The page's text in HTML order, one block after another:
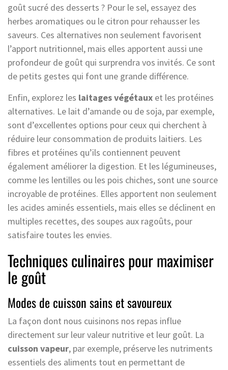
goût sucré des desserts ? Pour le sel, essayez des
herbes aromatiques ou le citron pour rehausser les
saveurs. Ces alternatives non seulement favorisent
l’apport nutritionnel, mais elles apportent aussi une
profondeur de goût qui surprendra vos invités. Ce sont
de petits gestes qui font une grande différence.
Enfin, explorez les laitages végétaux et les protéines
alternatives. Le lait d’amande ou de soja, par exemple,
sont d’excellentes options pour ceux qui cherchent à
réduire leur consommation de produits laitiers. Les
fibres et protéines qu’ils contiennent peuvent
également améliorer la digestion. Et les légumineuses,
comme les lentilles ou les pois chiches, sont une source
incroyable de protéines. Elles apportent non seulement
les acides aminés essentiels, mais elles se déclinent en
multiples recettes, des soupes aux ragoûts, pour
satisfaire toutes les envies.
Techniques culinaires pour maximiser
le goût
Modes de cuisson sains et savoureux
La façon dont nous cuisinons nos repas influe
directement sur leur valeur nutritive et leur goût. La
cuisson vapeur, par exemple, préserve les nutriments
essentiels des aliments tout en permettant de